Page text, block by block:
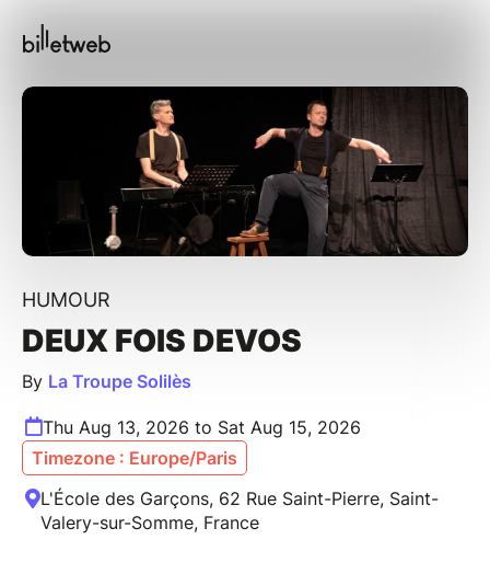
HUMOUR
DEUX FOIS DEVOS
By La Troupe Solilès
Thu Aug 13, 2026 to Sat Aug 15, 2026
Timezone : Europe/Paris
L'École des Garçons, 62 Rue Saint-Pierre, Saint-
Valery-sur-Somme, France